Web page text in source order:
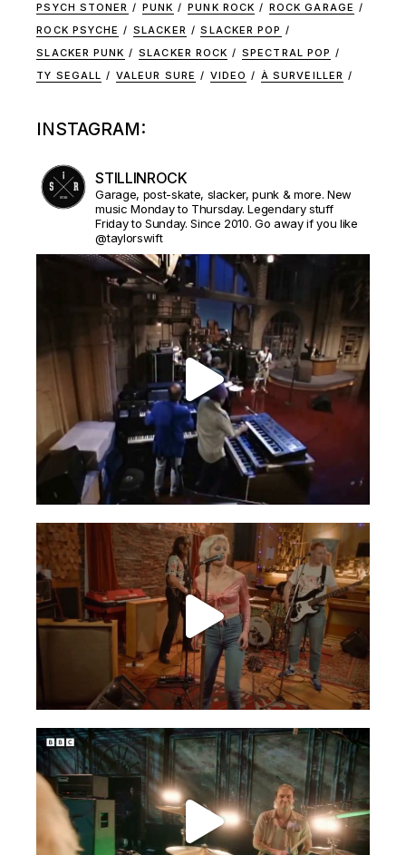
PSYCH STONER
PUNK PUNK ROCK
ROCK GARAGE
ROCK PSYCHE
SLACKER
SLACKER POP
SLACKER PUNK
SLACKER ROCK
SPECTRAL POP
TY SEGALL
VALEUR SURE VIDEO À SURVEILLER
INSTAGRAM:
STILLINROCK
Garage, post-skate, slacker, punk & more. New
music Monday to Thursday. Legendary stuff
Friday to Sunday. Since 2010. Go away if you like
@taylorswift